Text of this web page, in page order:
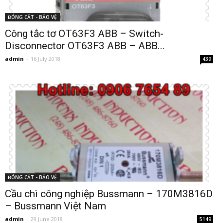
ĐÓNG CẮT - BẢO VỆ
Công tắc tơ OT63F3 ABB – Switch-
Disconnector OT63F3 ABB – ABB...
admin - 16 July 2018 439
ĐÓNG CẮT - BẢO VỆ
Cầu chì công nghiệp Bussmann – 170M3816D
– Bussmann Việt Nam
admin - 29 June 2018 5149